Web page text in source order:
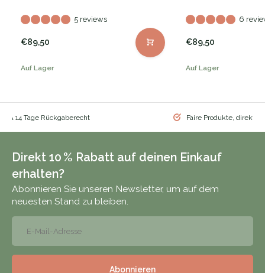
5 reviews
€89,50
Auf Lager
6
€89,50
Auf Lager
& 14 Tage Rückgaberecht Faire Produkte, direkt
Direkt 10 % Rabatt auf deinen Einkauf
erhalten?
Abonnieren Sie unseren Newsletter, um auf dem
neuesten Stand zu bleiben.
Abonnieren